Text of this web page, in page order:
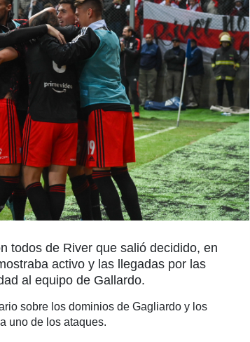
todos de River que salió decidido, en
activo y las llegadas por las
al equipo de Gallardo.
sobre los dominios de Gagliardo y los
uno de los ataques.